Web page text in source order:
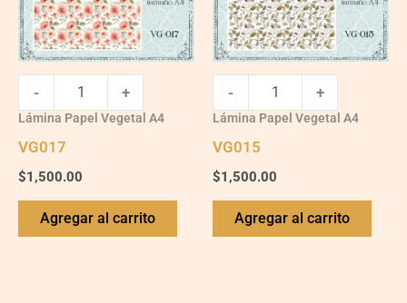
- +
Lámina Papel Vegetal A4
VG017
$1,500.00
Agregar al carrito
- +
Lámina Papel Vegetal A4
VG015
$1,500.00
Agregar al carrito